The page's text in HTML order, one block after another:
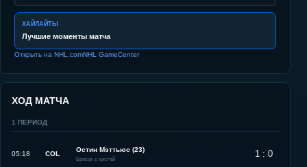
ХАЙЛАЙТЫ
Лучшие моменты матча
Открыть на NHL.comNHL GameCenter
ХОД МАТЧА
1 ПЕРИОД
05:18 COL
Остин Мэттьюс (23)
Бросок с кистей 1 : 0